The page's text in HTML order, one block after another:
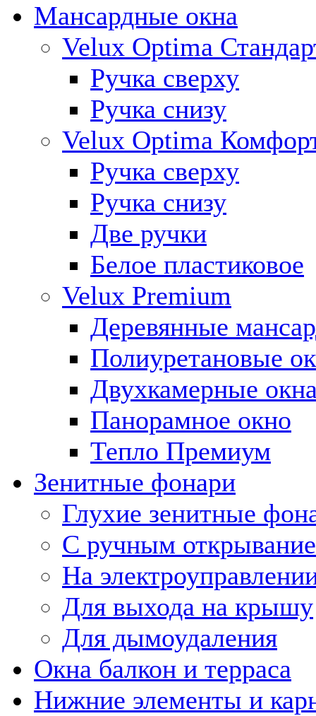
Мансардные окна
Velux Optima
Ручка сверху
Ручка снизу
Velux Optima
Ручка сверху
Ручка снизу
Две ручки
Белое пластиковое
Velux Premium
Деревянные
Полиуретановые
Двухкамерные
Панорамное окно
Тепло Премиум
Зенитные фонари
Глухие зенитные
С ручным
На
Для выхода на крышу
Для дымоудаления
Окна балкон и терраса
Нижние элементы и